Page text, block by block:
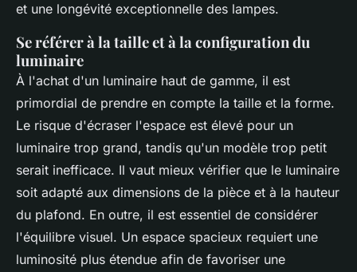
et une longévité exceptionnelle des lampes.
Se référer à la taille et à la configuration du
luminaire
À l'achat d'un luminaire haut de gamme, il est
primordial de prendre en compte la taille et la forme.
Le risque d'écraser l'espace est élevé pour un
luminaire trop grand, tandis qu'un modèle trop petit
serait inefficace. Il vaut mieux vérifier que le luminaire
soit adapté aux dimensions de la pièce et à la hauteur
du plafond. En outre, il est essentiel de considérer
l'équilibre visuel. Un espace spacieux requiert une
luminosité plus étendue afin de favoriser une